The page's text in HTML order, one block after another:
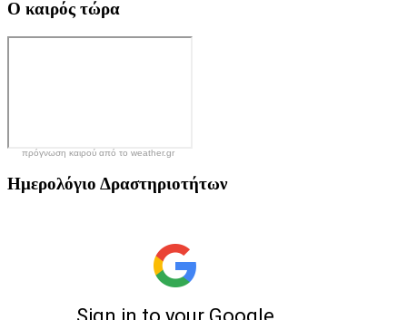
Ο καιρός τώρα
πρόγνωση καιρού από το weather.gr
Ημερολόγιο Δραστηριοτήτων